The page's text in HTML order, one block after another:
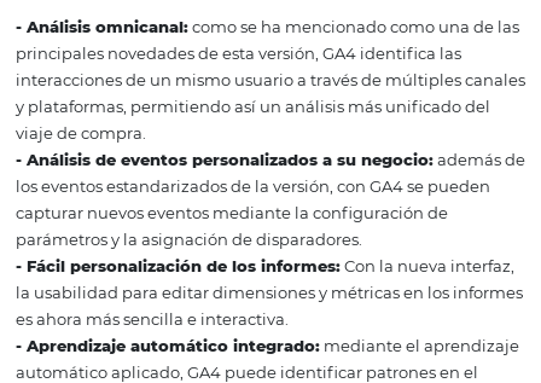
Muestreo
En Universal Analytics, los informes predeterminados
son no muestreados. Sin embargo, el muestreo se
aplican dimensiones secundarias, segmentos u otras
al conjunto de datos.
En Google Analytics 4, los informes predeterminados
son no muestreados, incluso si aplica dimensiones
filtros u otras modificaciones de los informes.